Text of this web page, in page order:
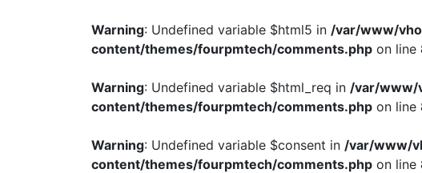
Warning: Undefined variable $html5 in /var/www/
content/themes/fourpmtech/comments.php on line
Warning: Undefined variable $html_req in /var/www/
content/themes/fourpmtech/comments.php on line
Warning: Undefined variable $consent in /var/www/
content/themes/fourpmtech/comments.php on line